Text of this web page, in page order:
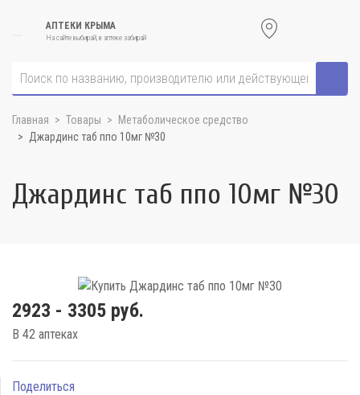
АПТЕКИ КРЫМА
На сайте выбирай, в аптеке забирай
Главная Товары
Метаболическое средство
Джардинс таб ппо 10мг №30
Джардинс таб ппо 10мг №30
2923 - 3305 руб.
В 42 аптеках
Поделиться